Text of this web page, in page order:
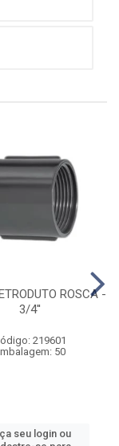
ROSCA -
3/4''
219601
50
seu login ou